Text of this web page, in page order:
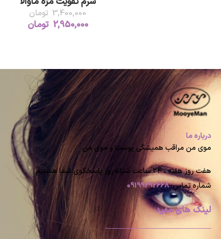
3,400,000 تومان
2,950,000 تومان
درباره ما
موی من مراقب همیشگی پوست و موی من
هفت روز هفته ، ۲۴ ساعت شبانه‌روز پاسخگوی شما هستیم
شماره تماس:09199292668
لینک های مفید